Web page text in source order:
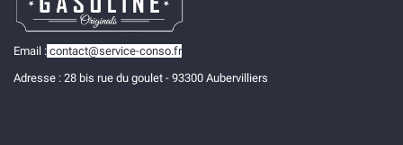
Email : contact@service-conso.fr
Adresse : 28 bis rue du goulet - 93300 Aubervilliers